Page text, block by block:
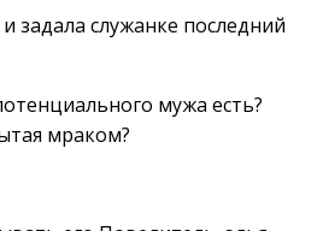
задала служанке последний
мужа есть?
мраком?